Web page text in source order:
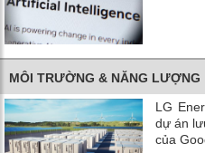
MÔI TRƯỜNG & NĂNG LƯỢNG
LG
dự án
của